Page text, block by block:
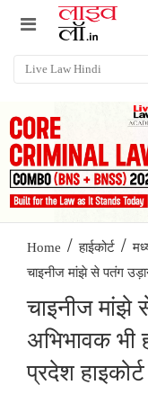
Home / हाईकोर्ट /
चाइनीज मांझे से पतंग
चाइनीज मांझे
अभिभावक भी
प्रदेश हाइकोर्ट